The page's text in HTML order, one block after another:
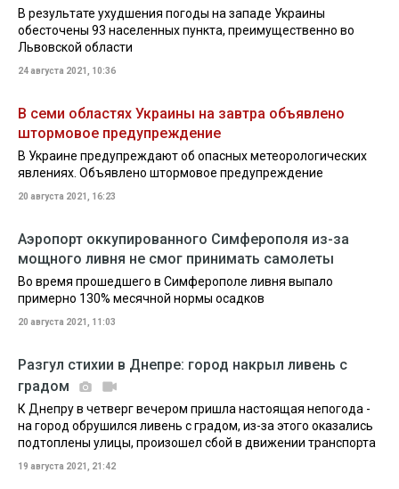
В результате ухудшения погоды на западе Украины
обесточены 93 населенных пункта, преимущественно во
Львовской области
24 августа 2021, 10:36
В семи областях Украины на завтра объявлено
штормовое предупреждение
В Украине предупреждают об опасных метеорологических
явлениях. Объявлено штормовое предупреждение
20 августа 2021, 16:23
Аэропорт оккупированного Симферополя из-за
мощного ливня не смог принимать самолеты
Во время прошедшего в Симферополе ливня выпало
примерно 130% месячной нормы осадков
20 августа 2021, 11:03
Разгул стихии в Днепре: город накрыл ливень с
градом
К Днепру в четверг вечером пришла настоящая непогода -
на город обрушился ливень с градом, из-за этого оказались
подтоплены улицы, произошел сбой в движении транспорта
19 августа 2021, 21:42